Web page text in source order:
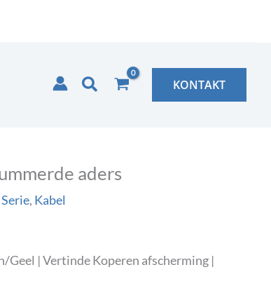
Zoeken KONTAKT
aders
, Kabel
Geel | Vertinde Koperen afscherming |